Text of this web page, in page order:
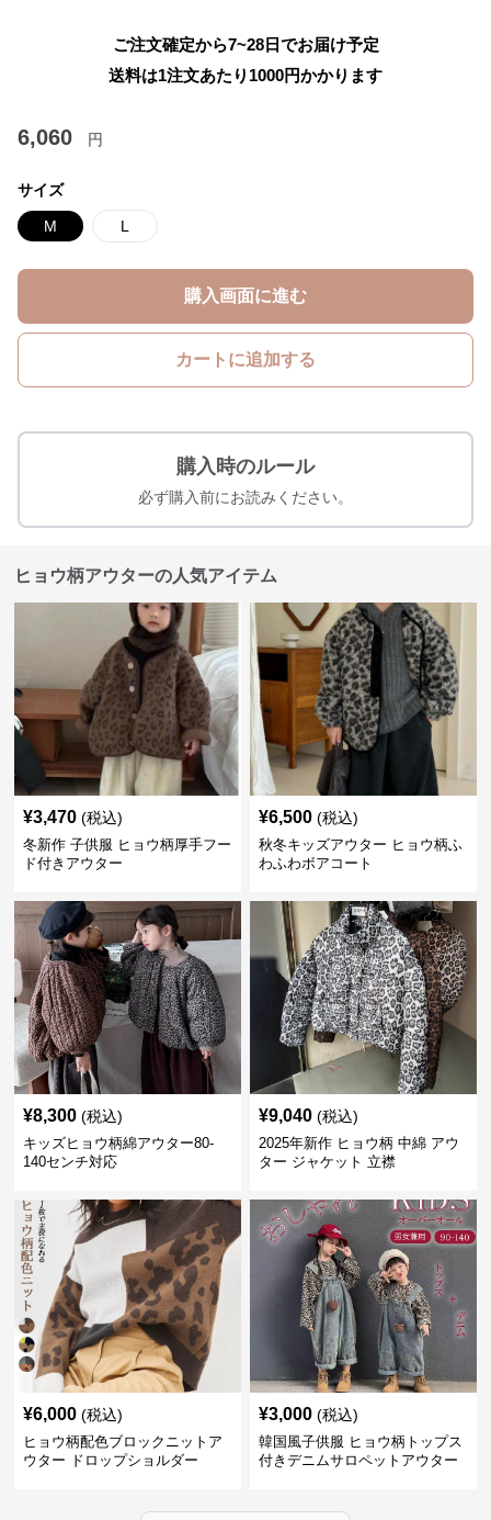
ご注文確定から7~28日でお届け予定
送料は1注文あたり 1000円かかります
6,060 円
サイズ
M L
購入画面に進む
カートに追加する
購入時のルール
必ず購入前にお読みください。
ヒョウ柄アウターの人気アイテム
¥3,470 (税込)
冬新作 子供服 ヒョウ柄厚手フー
ド付きアウター
¥6,500 (税込)
秋冬キッズアウター ヒョウ柄ふ
わふわボアコート
¥8,300 (税込)
キッズヒョウ柄綿アウター80-
140センチ対応
¥9,040 (税込)
2025年新作 ヒョウ柄 中綿 アウ
ター ジャケット 立襟
¥6,000 (税込)
ヒョウ柄配色ブロックニットア
ウター ドロップショルダー
¥3,000 (税込)
韓国風子供服 ヒョウ柄トップス
付きデニムサロペットアウター